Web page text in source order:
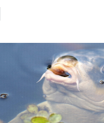
a tűzgyújtási tilalmat
megyékre is. A korlátozás
és Jász-Nagykun-